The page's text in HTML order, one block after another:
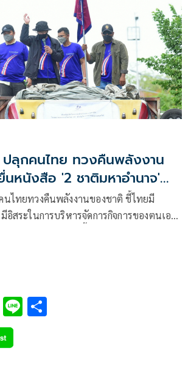
ปลุกคนไทย ทวงคืนพลังงาน
หนังสือ '2 ชาติมหาอำนาจ'
นไทยทวงคืนพลังงานของชาติ ชี้ไทยมี
อิสระในการบริหารจัดการกิจการของตนเอง
C Li